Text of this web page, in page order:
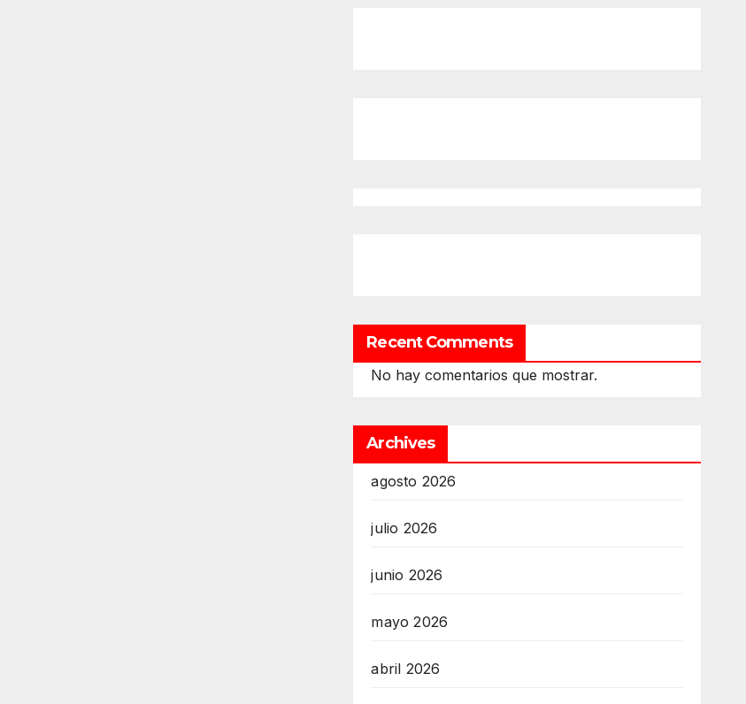
Recent Comments
No hay comentarios que mostrar.
Archives
agosto 2026
julio 2026
junio 2026
mayo 2026
abril 2026